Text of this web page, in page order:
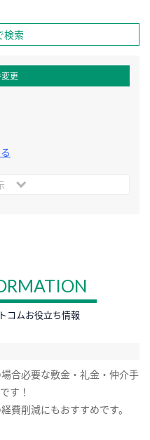
検索
更
コムお役立ち情報
合必要な敷金・礼金・仲介手
す！
費削減にもおすすめです。